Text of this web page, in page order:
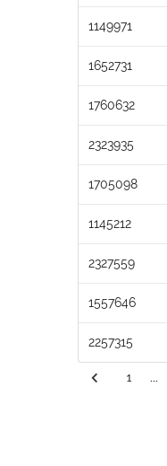
1149971
1652731
1760632
2323935
1705098
1145212
2327559
1557646
2257315
1